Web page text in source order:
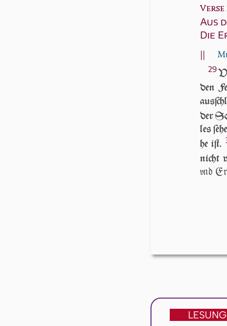
Verse
Aus
Die
||
29
den
der
les
he iſt.
nicht
vnd